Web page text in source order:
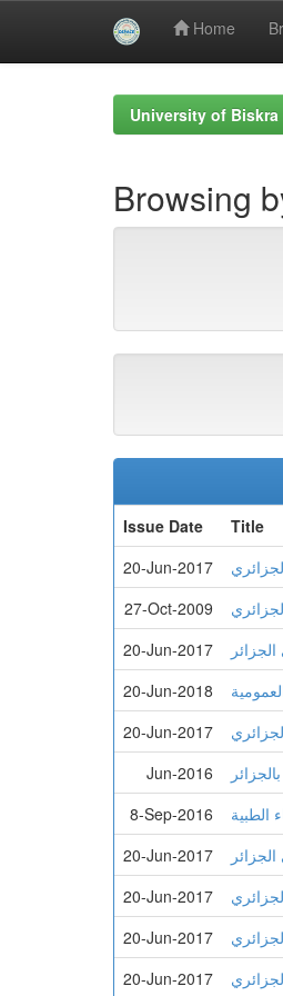
Home
University of
Issue Date
Title
20-Jun-2017
27-Oct-2009
20-Jun-2017
20-Jun-2018
20-Jun-2017
Jun-2016
8-Sep-2016
الطبیة
20-Jun-2017
20-Jun-2017
20-Jun-2017
20-Jun-2017